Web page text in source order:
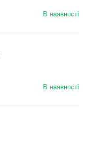
В наявності
В наявності